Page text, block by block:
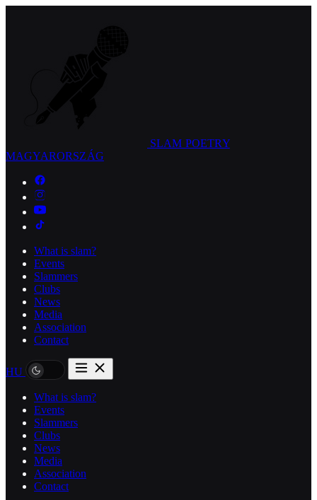
SLAM POETRY
MAGYARORSZÁG
What is slam?
Events
Slammers
Clubs
News
Media
Association
Contact
HU
What is slam?
Events
Slammers
Clubs
News
Media
Association
Contact